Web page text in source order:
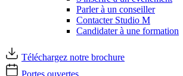
Parler à un conseiller
Contacter Studio M
Candidater à une formation
Téléchargez notre brochure
Portes ouvertes